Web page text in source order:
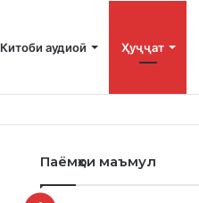
Китоби аудиоӣ Ҳуҷҷат
Паёмҳои маъмул